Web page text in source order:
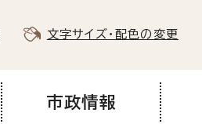
文字サイズ・配色の変更
市政情報